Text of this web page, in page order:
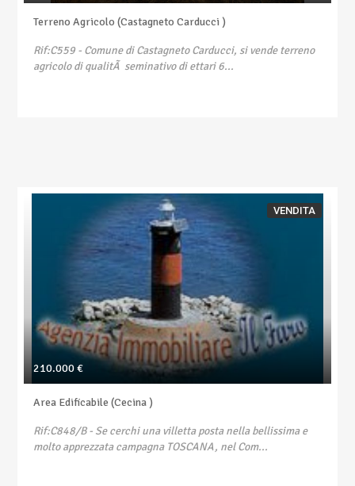
Terreno Agricolo (Castagneto Carducci )
Rif:C559 - Comune di Castagneto Carducci, si vende terreno
agricolo di qualitÃ seminativo di ettari 6...
VENDITA
210.000 €
Area Edificabile (Cecina )
Rif:C848/B- Se cerchi una villetta posta nella bellissima e
molto apprezzata campagna TOSCANA, nel Com...